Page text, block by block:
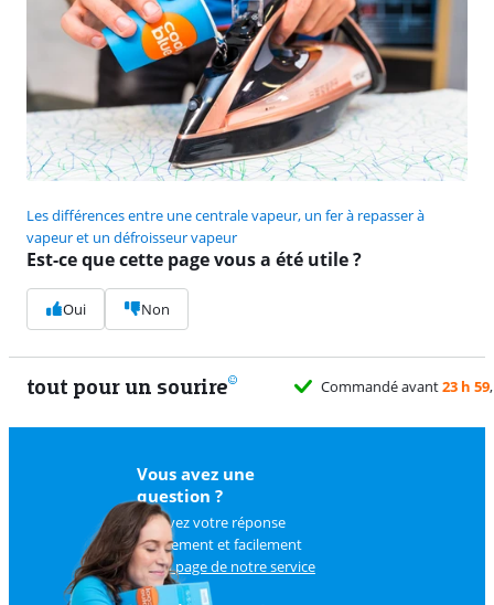
Les différences entre une centrale vapeur, un fer à repasser à
vapeur et un défroisseur vapeur
Est-ce que cette page vous a été utile ?
Oui Non
tout pour un sourire
Vous avez une
question ?
Trouvez votre réponse
rapidement et facilement
surla page de notre service
client.